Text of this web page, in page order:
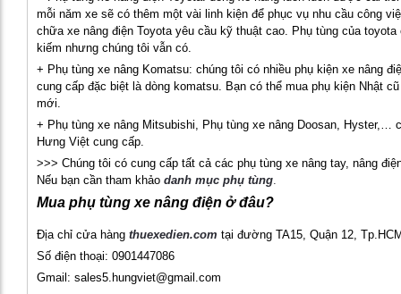
mỗi năm xe sẽ có thêm một vài linh kiện để phục vụ nhu cầu công
chữa xe nâng điện Toyota yêu cầu kỹ thuật cao. Phụ tùng của toyota
kiếm nhưng chúng tôi vẫn có.
+ Phụ tùng xe nâng Komatsu: chúng tôi có nhiều phụ kiện xe nâng
cung cấp đặc biệt là dòng komatsu. Bạn có thể mua phụ kiện Nhật
mới.
+ Phụ tùng xe nâng Mitsubishi, Phụ tùng xe nâng Doosan, Hyster,…
Hưng Việt cung cấp.
>>> Chúng tôi có cung cấp tất cả các phụ tùng xe nâng tay, nâng
Nếu bạn cần tham khảo danh mục phụ tùng.
Mua phụ tùng xe nâng điện ở đâu?
Địa chỉ cửa hàng thuexedien.com tại đường TA15, Quận 12,
Số điện thoại: 0901447086
Gmail: sales5.hungviet@gmail.com